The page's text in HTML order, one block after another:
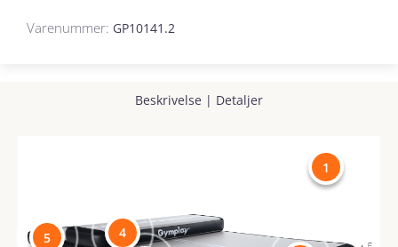
Varenummer: GP10141.2
Beskrivelse | Detaljer
1
4
5